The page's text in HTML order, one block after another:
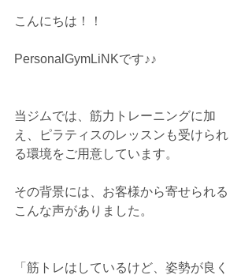
こんにちは！！
PersonalGymLiNKです♪♪
当ジムでは、筋力トレーニングに加
え、ピラティスのレッスンも受けられ
る環境をご用意しています。
その背景には、お客様から寄せられる
こんな声がありました。
「筋トレはしているけど、姿勢が良く